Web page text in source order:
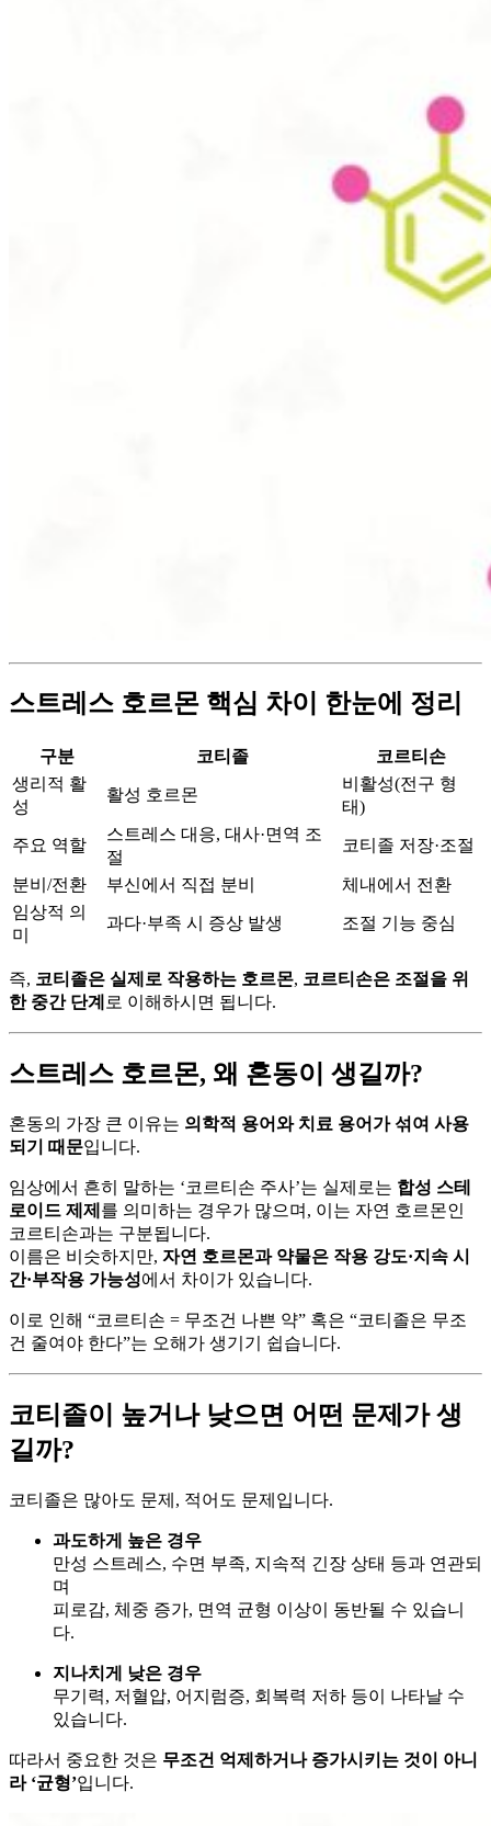
스트레스 호르몬 핵심 차이 한눈에 정리
구분 코티졸
코르티손
생리적 활
성
활성 호르몬
비활성(전구 형
태)
주요 역할
스트레스 대응, 대사·면역 조
절
코티졸 저장·조절
분비/전환 부신에서 직접 분비
체내에서 전환
임상적 의
미
과다·부족 시 증상 발생 조절 기능 중심
즉, 코티졸은 실제로 작용하는 호르몬, 코르티손은 조절을 위
한 중간 단계 로 이해하시면 됩니다.
스트레스 호르몬, 왜 혼동이 생길까?
혼동의 가장 큰 이유는 의학적 용어와 치료 용어가 섞여 사용
되기 때문입니다.
임상에서 흔히 말하는 ‘코르티손 주사’는 실제로는 합성 스테
로이드 제제 를 의미하는 경우가 많으며, 이는 자연 호르몬인
코르티손과는 구분됩니다.
이름은 비슷하지만, 자연 호르몬과 약물은 작용 강도·지속 시
간·부작용 가능성에서 차이가 있습니다.
이로 인해 “코르티손 = 무조건 나쁜 약” 혹은 “코티졸은 무조
건 줄여야 한다”는 오해가 생기기 쉽습니다.
코티졸이 높거나 낮으면 어떤 문제가 생
길까?
코티졸은 많아도 문제, 적어도 문제입니다.
과도하게 높은 경우
만성 스트레스, 수면 부족, 지속적 긴장 상태 등과 연관되
며
피로감, 체중 증가, 면역 균형 이상이 동반될 수 있습니
다.
지나치게 낮은 경우
무기력, 저혈압, 어지럼증, 회복력 저하 등이 나타날 수
있습니다.
따라서 중요한 것은 무조건 억제하거나 증가시키는 것이 아니
라 ‘균형’입니다.